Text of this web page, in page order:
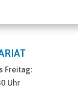
Freitag:
Uhr